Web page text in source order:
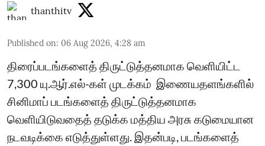
thanthitv
Published on: 06 Aug 2026, 4:28 am
திரைப்படங்களைத் திருட்டுத்தனமாக வெளியிட்ட
7,300 யு.ஆர்.எல்-கள் முடக்கம் ​ இணையதளங்களில்
சினிமாப் படங்களைத் திருட்டுத்தனமாக
வெளியிடுவதைத் தடுக்க மத்திய அரசு கடுமையான
நடவடிக்கை எடுத்துள்ளது. இதன்படி, படங்களைத்